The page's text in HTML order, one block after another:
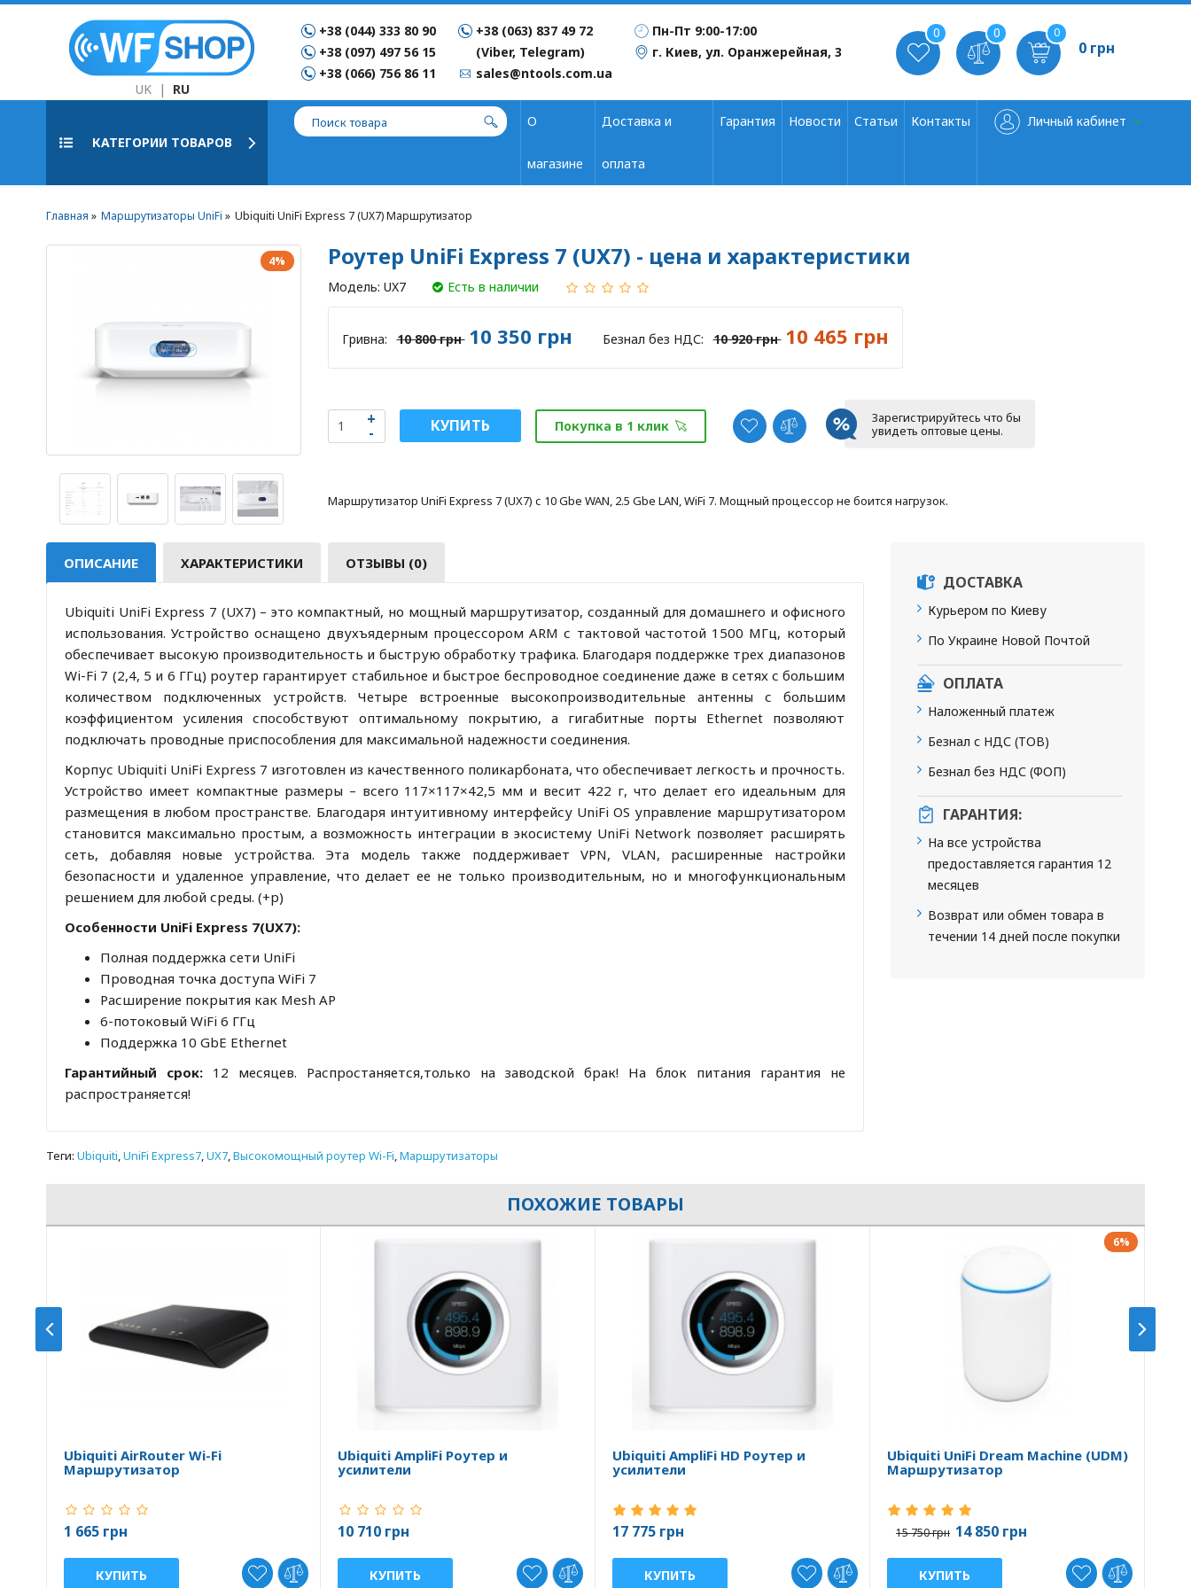
UK | RU
+38 (044) 333 80 90
+38 (097) 497 56 15
+38 (066) 756 86 11
+38 (063) 837 49 72
(Viber, Telegram)
sales@ntools.com.ua
Пн-Пт 9:00-17:00
г. Киев, ул. Оранжерейная, 3
0 0 0
0 грн
КАТЕГОРИИ ТОВАРОВ
О
магазине
Доставка и
оплата
Гарантия Новости Статьи Контакты Личный кабинет
Главная Маршрутизаторы UniFi Ubiquiti UniFi Express 7 (UX7) Маршрутизатор
4% Роутер UniFi Express 7 (UX7) - цена и характеристики
Модель: UX7 Есть в наличии
Гривна: 10 800 грн 10 350 грн Безнал без НДС: 10 920 грн 10 465 грн
КУПИТЬ Покупка в 1 клик
Зарегистрируйтесь что бы
увидеть оптовые цены.
Маршрутизатор UniFi Express 7 (UX7) с 10 Gbe WAN, 2.5 Gbe LAN, WiFi 7. Мощный процессор не боится нагрузок.
ОПИСАНИЕ ХАРАКТЕРИСТИКИ ОТЗЫВЫ (0)
Ubiquiti UniFi Express 7 (UX7) – это компактный, но мощный маршрутизатор, созданный для домашнего и офисного
использования. Устройство оснащено двухъядерным процессором ARM с тактовой частотой 1500 МГц, который
обеспечивает высокую производительность и быструю обработку трафика. Благодаря поддержке трех диапазонов
Wi-Fi 7 (2,4, 5 и 6 ГГц) роутер гарантирует стабильное и быстрое беспроводное соединение даже в сетях с большим
количеством подключенных устройств. Четыре встроенные высокопроизводительные антенны с большим
коэффициентом усиления способствуют оптимальному покрытию, а гигабитные порты Ethernet позволяют
подключать проводные приспособления для максимальной надежности соединения.
Корпус Ubiquiti UniFi Express 7 изготовлен из качественного поликарбоната, что обеспечивает легкость и прочность.
Устройство имеет компактные размеры – всего 117×117×42,5 мм и весит 422 г, что делает его идеальным для
размещения в любом пространстве. Благодаря интуитивному интерфейсу UniFi OS управление маршрутизатором
становится максимально простым, а возможность интеграции в экосистему UniFi Network позволяет расширять
сеть, добавляя новые устройства. Эта модель также поддерживает VPN, VLAN, расширенные настройки
безопасности и удаленное управление, что делает ее не только производительным, но и многофункциональным
решением для любой среды. (+p)
Особенности UniFi Express 7(UX7):
Полная поддержка сети UniFi
Проводная точка доступа WiFi 7
Расширение покрытия как Mesh AP
6-потоковый WiFi 6 ГГц
Поддержка 10 GbE Ethernet
Гарантийный срок:12 месяцев. Распростаняется,только на заводской брак! На блок питания гарантия не
распространяется!
ДОСТАВКА
Курьером по Киеву
По Украине Новой Почтой
ОПЛАТА
Наложенный платеж
Безнал с НДС (ТОВ)
Безнал без НДС (ФОП)
ГАРАНТИЯ:
На все устройства
предоставляется гарантия 12
месяцев
Возврат или обмен товара в
течении 14 дней после покупки
Теги: Ubiquiti,UniFi Express7,UX7,Высокомощный роутер Wi-Fi,Маршрутизаторы
ПОХОЖИЕ ТОВАРЫ
Ubiquiti AirRouter Wi-Fi
Маршрутизатор
1 665 грн
КУПИТЬ
Ubiquiti AmpliFi Роутер и
усилители
10 710 грн
КУПИТЬ
Ubiquiti AmpliFi HD Роутер и
усилители
17 775 грн
КУПИТЬ
6%
Ubiquiti UniFi Dream Machine (UDM)
Маршрутизатор
15 750 грн 14 850 грн
КУПИТЬ